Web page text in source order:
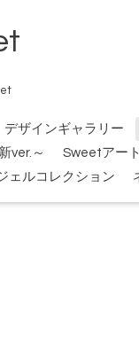
デザインギャラリー
ver.～
Sweetアー
ェルコレクション